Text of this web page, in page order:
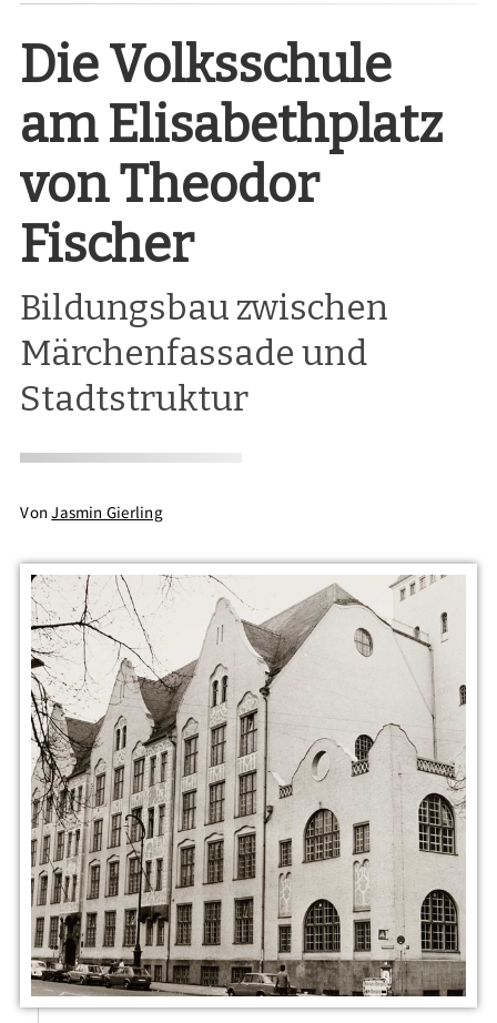
Die Volksschule
am Elisabethplatz
von Theodor
Fischer
Bildungsbau zwischen
Märchenfassade und
Stadtstruktur
VonJasmin Gierling